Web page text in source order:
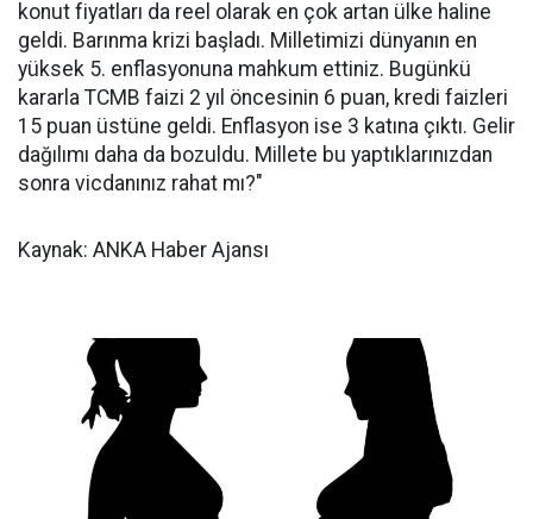
konut fiyatları da reel olarak en çok artan ülke haline
geldi. Barınma krizi başladı. Milletimizi dünyanın en
yüksek 5. enflasyonuna mahkum ettiniz. Bugünkü
kararla TCMB faizi 2 yıl öncesinin 6 puan, kredi faizleri
15 puan üstüne geldi. Enflasyon ise 3 katına çıktı. Gelir
dağılımı daha da bozuldu. Millete bu yaptıklarınızdan
sonra vicdanınız rahat mı?"
Kaynak: ANKA Haber Ajansı